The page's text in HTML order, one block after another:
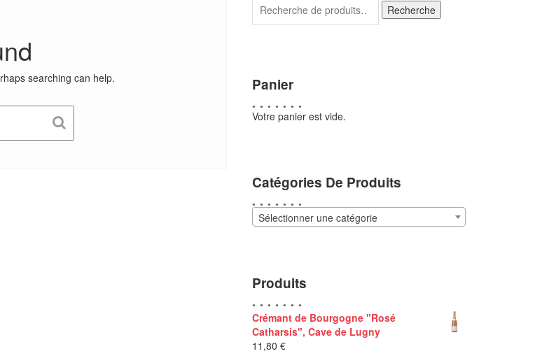
searching can help.
pour :
Recherche
Panier
Votre panier est vide.
Catégories De Produits
Sélectionner une catégorie
Produits
Crémant de Bourgogne "Rosé
Catharsis", Cave de Lugny
11,80€